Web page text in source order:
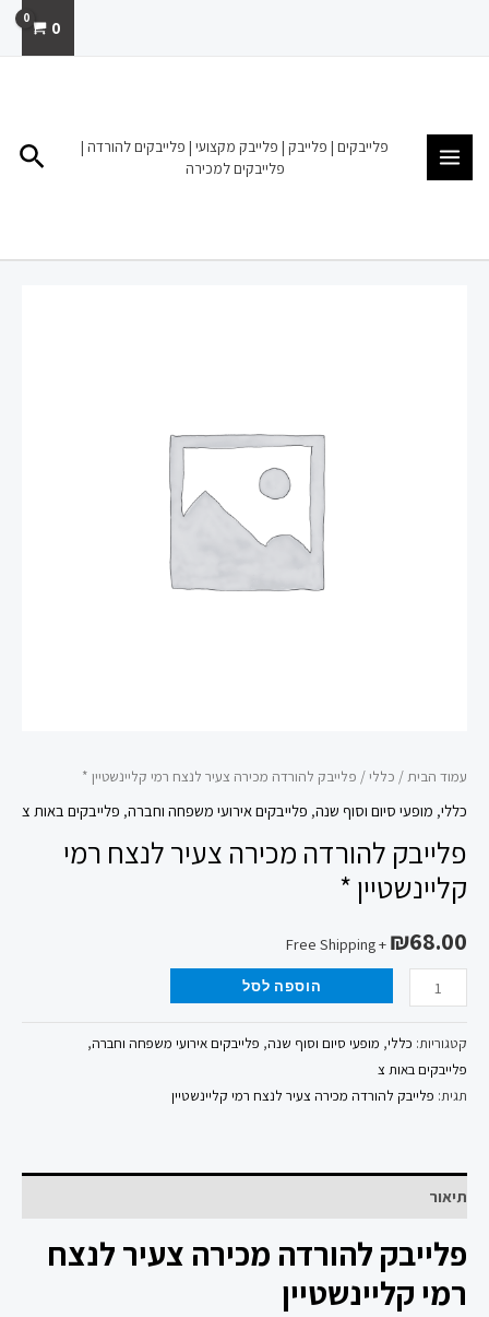
0
פלייבקים | פלייבק | פלייבק מקצועי | פלייבקים להורדה |
פלייבקים למכירה
עמוד הבית/ כללי/ פלייבק להורדה מכירה צעיר לנצח רמי קליינשטיין *
כללי, מופעי סיום וסוף שנה, פלייבקים אירועי משפחה וחברה, פלייבקים באות צ
פלייבק להורדה מכירה צעיר לנצח רמי
קליינשטיין *
₪68.00
+ Free Shipping
הוספה לסל
קטגוריות: כללי, מופעי סיום וסוף שנה, פלייבקים אירועי משפחה וחברה,
פלייבקים באות צ
תגית: פלייבק להורדה מכירה צעיר לנצח רמי קליינשטיין
תיאור
פלייבק להורדה מכירה צעיר לנצח
רמי קליינשטיין